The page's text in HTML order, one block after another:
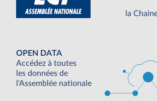
la
OPEN DATA
Accédez à toutes
les données de
l'Assemblée nationale